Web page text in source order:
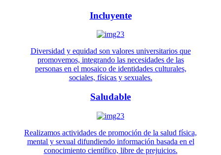
Incluyente
Diversidad y equidad son valores universitarios que
promovemos, integrando las necesidades de las
personas en el mosaico de identidades culturales,
sociales, físicas y sexuales.
Saludable
Realizamos actividades de promoción de la salud física,
mental y sexual difundiendo información basada en el
conocimiento científico, libre de prejuicios.